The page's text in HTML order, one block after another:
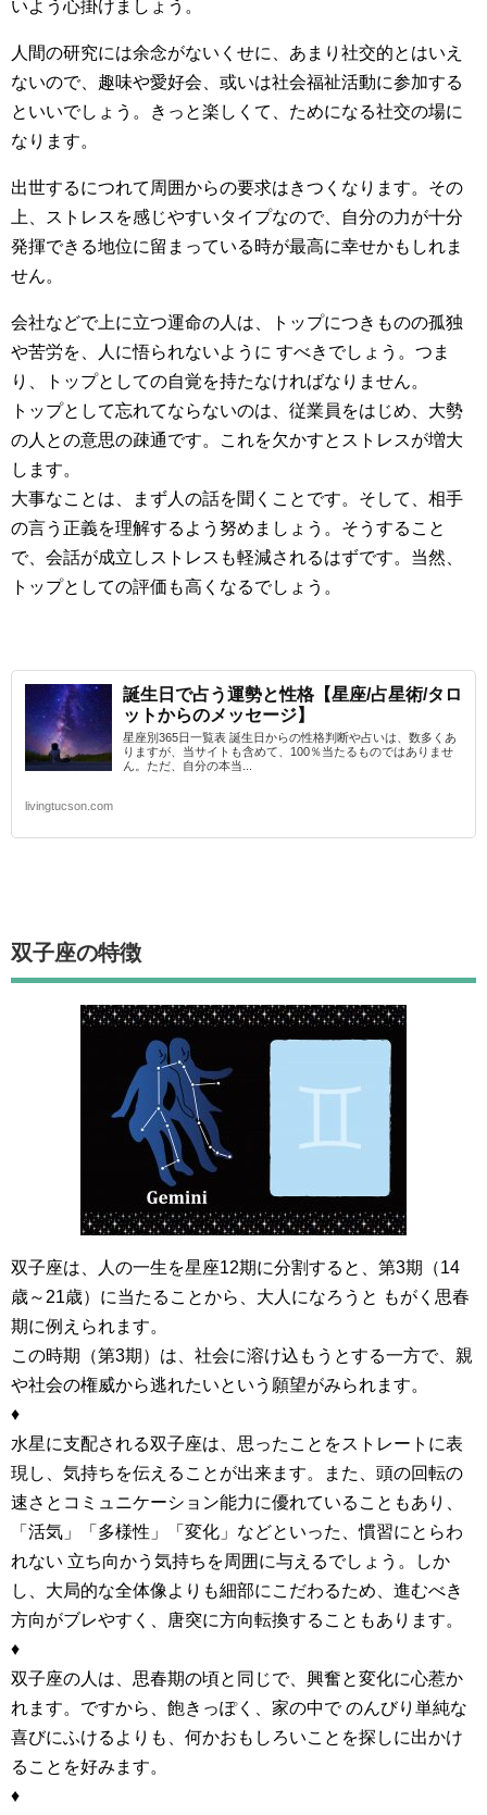
いよう心掛けましょう。
人間の研究には余念がないくせに、あまり社交的とはいえ
ないので、趣味や愛好会、或いは社会福祉活動に参加する
といいでしょう。きっと楽しくて、ためになる社交の場に
なります。
出世するにつれて周囲からの要求はきつくなります。その
上、ストレスを感じやすいタイプなので、自分の力が十分
発揮できる地位に留まっている時が最高に幸せかもしれま
せん。
会社などで上に立つ運命の人は、トップにつきものの孤独
や苦労を、人に悟られないように すべきでしょう。つま
り、トップとしての自覚を持たなければなりません。
トップとして忘れてならないのは、従業員をはじめ、大勢
の人との意思の疎通です。これを欠かすとストレスが増大
します。
大事なことは、まず人の話を聞くことです。そして、相手
の言う正義を理解するよう努めましょう。そうすること
で、会話が成立しストレスも軽減されるはずです。当然、
トップとしての評価も高くなるでしょう。
誕生日で占う運勢と性格【星座/占星術/タロ
ットからのメッセージ】
星座別365日一覧表 誕生日からの性格判断や占いは、数多くあ
りますが、当サイトも含めて、100％当たるものではありませ
ん。ただ、自分の本当...
livingtucson.com
双子座の特徴
双子座は、人の一生を星座12期に分割すると、第3期（14
歳～21歳）に当たることから、大人になろうと もがく思春
期に例えられます。
この時期（第3期）は、社会に溶け込もうとする一方で、親
や社会の権威から逃れたいという願望がみられます。
♦
水星に支配される双子座は、思ったことをストレートに表
現し、気持ちを伝えることが出来ます。また、頭の回転の
速さとコミュニケーション能力に優れていることもあり、
「活気」「多様性」「変化」などといった、慣習にとらわ
れない 立ち向かう気持ちを周囲に与えるでしょう。しか
し、大局的な全体像よりも細部にこだわるため、進むべき
方向がブレやすく、唐突に方向転換することもあります。
♦
双子座の人は、思春期の頃と同じで、興奮と変化に心惹か
れます。ですから、飽きっぽく、家の中で のんびり単純な
喜びにふけるよりも、何かおもしろいことを探しに出かけ
ることを好みます。
♦